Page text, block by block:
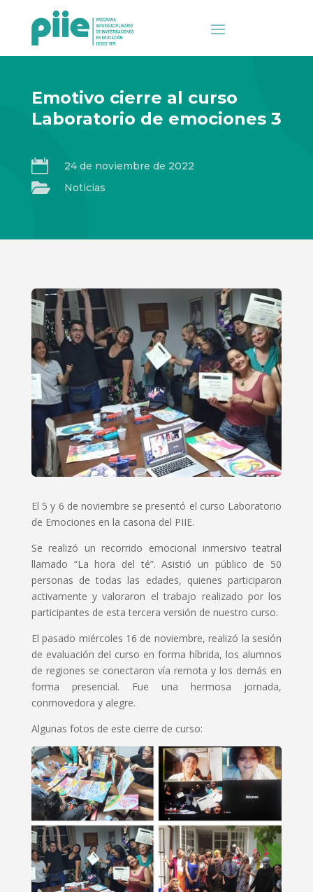
Emotivo cierre al curso
Laboratorio de emociones 3
 24 de noviembre de 2022
 Noticias
El 5 y 6 de noviembre se presentó el curso Laboratorio
de Emociones en la casona del PIIE.
Se realizó un recorrido emocional inmersivo teatral
llamado “La hora del té”. Asistió un público de 50
personas de todas las edades, quienes participaron
activamente y valoraron el trabajo realizado por los
participantes de esta tercera versión de nuestro curso.
El pasado miércoles 16 de noviembre, realizó la sesión
de evaluación del curso en forma híbrida, los alumnos
de regiones se conectaron vía remota y los demás en
forma presencial. Fue una hermosa jornada,
conmovedora y alegre.
Algunas fotos de este cierre de curso: